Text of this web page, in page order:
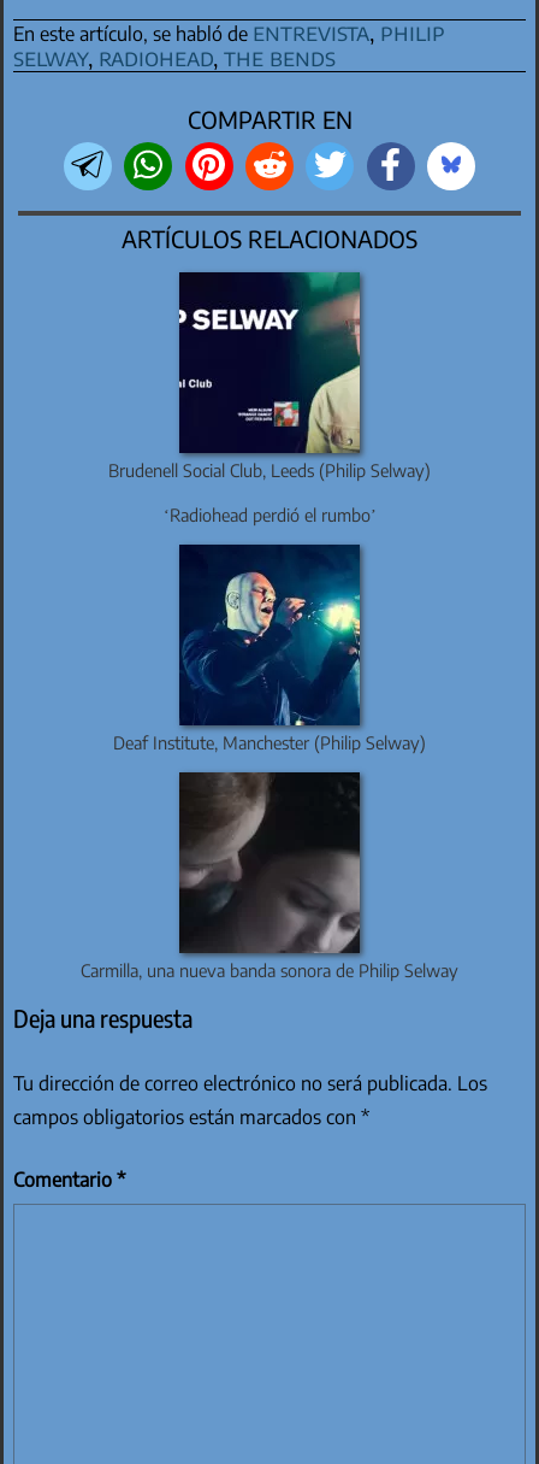
En este artículo, se habló de entrevista, philip
selway, radiohead,the bends
COMPARTIR EN
ARTÍCULOS RELACIONADOS
Brudenell Social Club, Leeds (Philip Selway)
‘Radiohead perdió el rumbo’
Deaf Institute, Manchester (Philip Selway)
Carmilla, una nueva banda sonora de Philip Selway
Deja una respuesta
Tu dirección de correo electrónico no será publicada. Los
campos obligatorios están marcados con*
Comentario*